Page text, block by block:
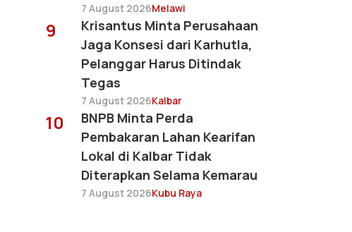
7 August 2026Melawi
9
Krisantus Minta Perusahaan
Jaga Konsesi dari Karhutla,
Pelanggar Harus Ditindak
Tegas
7 August 2026Kalbar
10
BNPB Minta Perda
Pembakaran Lahan Kearifan
Lokal di Kalbar Tidak
Diterapkan Selama Kemarau
7 August 2026Kubu Raya